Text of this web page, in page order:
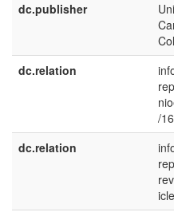
dc.publisher
dc.relation
/
dc.relation